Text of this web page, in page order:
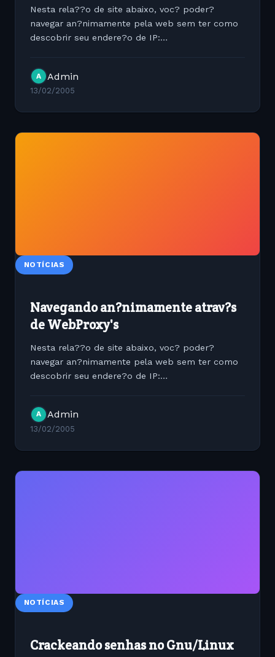
Nesta rela??o de site abaixo, voc? poder?
navegar an?nimamente pela web sem ter como
descobrir seu endere?o de IP:
http://www.anonymization.net/
http://www.guardster.com/...
A Admin
13/02/2005
NOTÍCIAS
Navegando an?nimamente atrav?s
de WebProxy's
Nesta rela??o de site abaixo, voc? poder?
navegar an?nimamente pela web sem ter como
descobrir seu endere?o de IP:
http://www.anonymization.net/
http://www.guardster.com/...
A Admin
13/02/2005
NOTÍCIAS
Crackeando senhas no Gnu/Linux